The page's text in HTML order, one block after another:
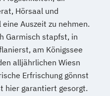
Hörsaal und
Auszeit zu nehmen.
Garmisch stapfst, in
am Königssee
alljährlichen Wiesn
Erfrischung gönnst
hier garantiert gesorgt.